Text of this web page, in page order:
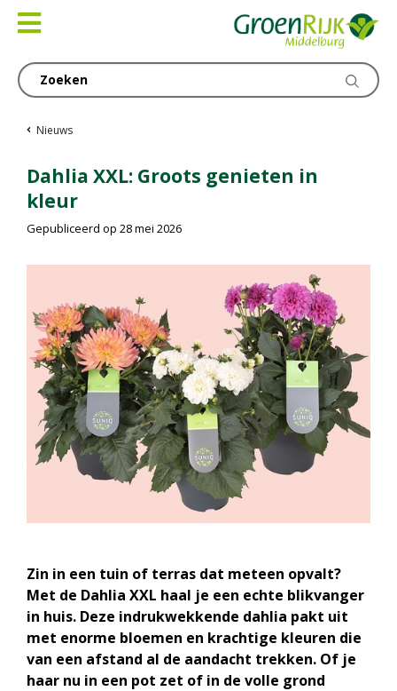
naar
Nieuws
Dahlia XXL: Groots genieten in
kleur
Gepubliceerd op 28 mei 2026
Zin in een tuin of terras dat meteen opvalt?
Met de Dahlia XXL haal je een echte blikvanger
in huis. Deze indrukwekkende dahlia pakt uit
met enorme bloemen en krachtige kleuren die
van een afstand al de aandacht trekken. Of je
haar nu in een pot zet of in de volle grond